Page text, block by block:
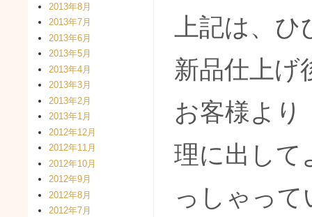
上記は、
新品仕上げ
お客様より
理に出して
っしゃっ
2013年8月
2013年7月
2013年6月
2013年5月
2013年4月
2013年3月
2013年2月
2013年1月
2012年12月
2012年11月
2012年10月
2012年9月
2012年8月
2012年7月